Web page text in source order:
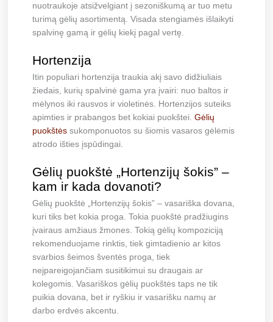
nuotraukoje atsižvelgiant į sezoniškumą ar tuo metu
turimą gėlių asortimentą. Visada stengiamės išlaikyti
spalvinę gamą ir gėlių kiekį pagal vertę.
Hortenzija
Itin populiari hortenzija traukia akį savo didžiuliais
žiedais, kurių spalvinė gama yra įvairi: nuo baltos ir
mėlynos iki rausvos ir violetinės. Hortenzijos suteiks
apimties ir prabangos bet kokiai puokštei.Gėlių
puokštės sukomponuotos su šiomis vasaros gėlėmis
atrodo išties įspūdingai.
Gėlių puokštė „Hortenzijų šokis” –
kam ir kada dovanoti?
Gėlių puokštė „Hortenzijų šokis” – vasariška dovana,
kuri tiks bet kokia proga. Tokia puokštė pradžiugins
įvairaus amžiaus žmones. Tokią gėlių kompoziciją
rekomenduojame rinktis, tiek gimtadienio ar kitos
svarbios šeimos šventės proga, tiek
neįpareigojančiam susitikimui su draugais ar
kolegomis. Vasariškos gėlių puokštės taps ne tik
puikia dovana, bet ir ryškiu ir vasarišku namų ar
darbo erdvės akcentu.